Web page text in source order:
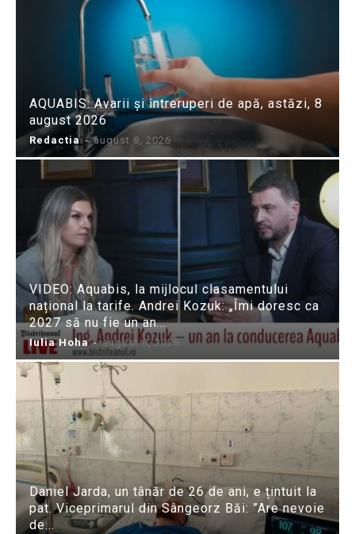
AQUABIS: Avarii și întreruperi de apă, astăzi, 8
august 2026
Redactia - august 8, 2026
VIDEO: Aquabis, la mijlocul clasamentului
național la tarife. Andrei Kozuk: „Îmi doresc ca
2027 să nu fie un an...
Iulia Hoha - august 8, 2026
Daniel Jarda, un tânăr de 26 de ani, e țintuit la
pat. Viceprimarul din Sângeorz Băi: ”Are nevoie
de...